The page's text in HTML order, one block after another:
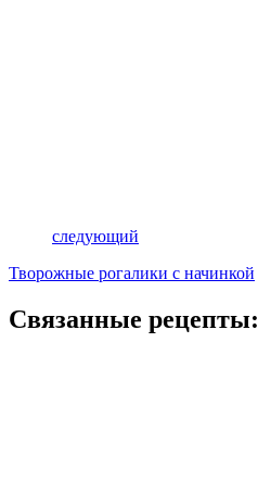
следующий
Творожные рогалики с начинкой
Связанные рецепты: